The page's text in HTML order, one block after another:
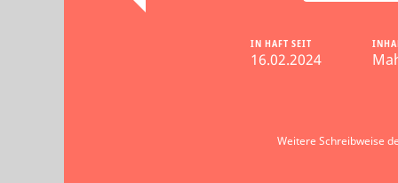
IN HAFT SEIT
16.02.2024
Weitere Schreibweise